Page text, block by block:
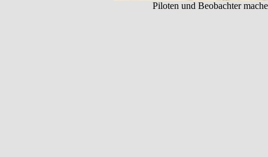
Piloten und Beobachter